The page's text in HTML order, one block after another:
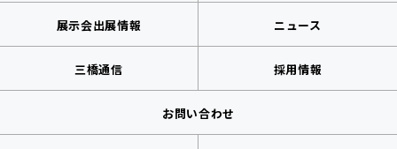
展示会出展情報 ニュース
三橋通信 採用情報
お問い合わせ